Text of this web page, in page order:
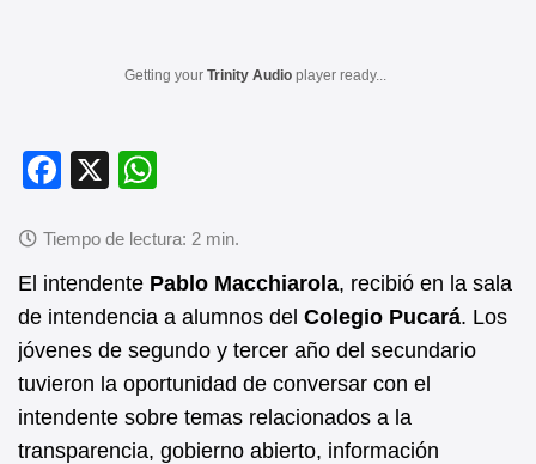
Getting your Trinity Audio player ready...
F
c
e
b
o
o
k
X
at
s
A
p
p
El intendente Pablo Macchiarola, recibió en la sala
de intendencia a alumnos del Colegio Pucará. Los
jóvenes de segundo y tercer año del secundario
tuvieron la oportunidad de conversar con el
intendente sobre temas relacionados a la
transparencia, gobierno abierto, información